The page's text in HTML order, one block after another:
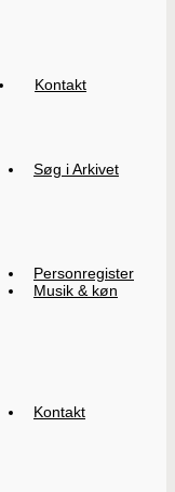
Kontakt
Søg i Arkivet
Personregister
Musik & køn
Kontakt